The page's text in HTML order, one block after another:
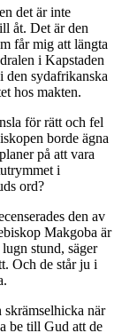
det är inte
åt. Det är den
får mig att längta
i Kapstaden
den sydafrikanska
hos makten.
för rätt och fel
borde ägna
på att vara
i
ord?
den av
Makgoba är
stund, säger
Och de står ju i
när
be till Gud att de